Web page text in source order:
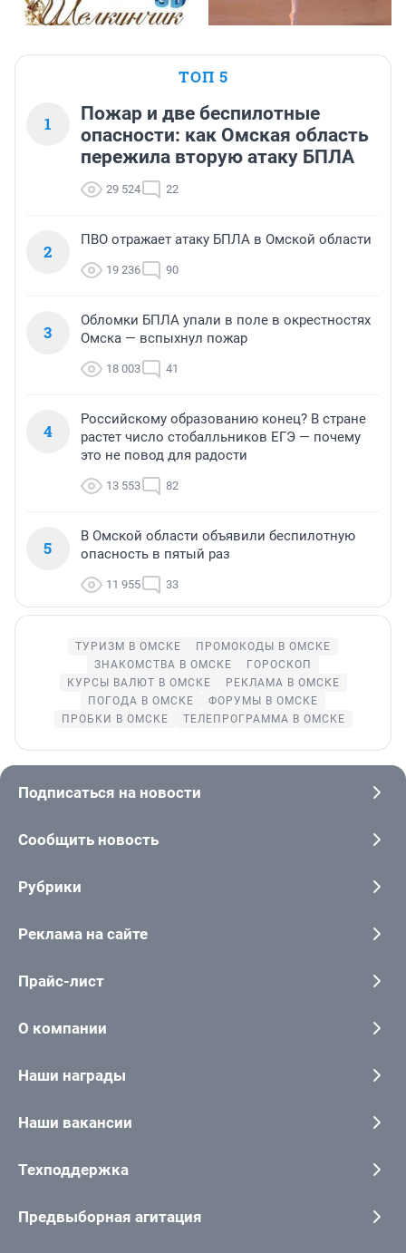
ТОП 5
1
Пожар и две беспилотные
опасности: как Омская область
пережила вторую атаку БПЛА
29 524 22
2
ПВО отражает атаку БПЛА в Омской области
19 236 90
3
Обломки БПЛА упали в поле в окрестностях
Омска — вспыхнул пожар
18 003 41
4
Российскому образованию конец? В стране
растет число стобалльников ЕГЭ — почему
это не повод для радости
13 553 82
5
В Омской области объявили беспилотную
опасность в пятый раз
11 955 33
ТУРИЗМ В ОМСКЕ
ПРОМОКОДЫ В ОМСКЕ
ЗНАКОМСТВА В ОМСКЕ
ГОРОСКОП
КУРСЫ ВАЛЮТ В ОМСКЕ
РЕКЛАМА В ОМСКЕ
ПОГОДА В ОМСКЕ
ФОРУМЫ В ОМСКЕ
ПРОБКИ В ОМСКЕ
ТЕЛЕПРОГРАММА В ОМСКЕ
Подписаться на новости
Сообщить новость
Рубрики
Реклама на сайте
Прайс-лист
О компании
Наши награды
Наши вакансии
Техподдержка
Предвыборная агитация